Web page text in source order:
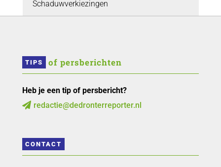
Schaduwverkiezingen
TIPS of persberichten
Heb je een tip of persbericht?
 redactie@dedronterreporter.nl
CONTACT